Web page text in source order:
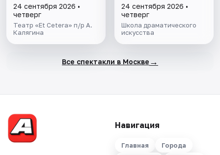
24 сентября 2026 •
четверг
Театр «Et Cetera» п/р А.
Калягина
24 сентября 2026 •
четверг
Школа драматического
искусства
Все спектакли в Москве →
Навигация
Главная Города